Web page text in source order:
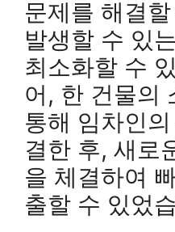
문제를 해결
발생할 수 있
최소화할 수
어, 한 건물의
통해 임차인
결한 후, 새로
을 체결하여
출할 수 있었